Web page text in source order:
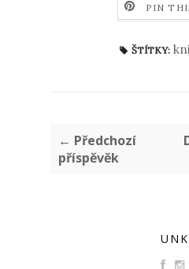
PIN
ŠTÍTKY:
← Předchozí
příspěvěk